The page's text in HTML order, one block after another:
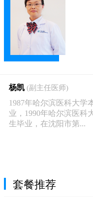
杨凯 (副主任医师)
1987年哈尔滨医科大学
业，1990年哈尔滨医科
生毕业，在沈阳市第...
套餐推荐